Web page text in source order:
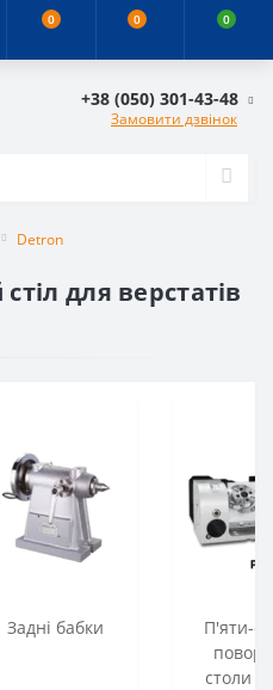
0 0 0
+38 (050) 301-43-48
Замовити дзвінок
Detron
для верстатів
Задні бабки
П'яти-
столи